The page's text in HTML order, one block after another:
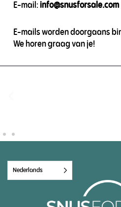
E-mail:info@snusforsale.com
E-mails worden doorgaans
We horen graag van je!
Nederlands